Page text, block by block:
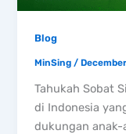
Blog
MinSing /
Tahukah Sobat
di Indonesia
dukungan anak-